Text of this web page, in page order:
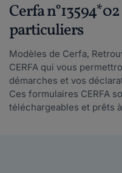
Cerfa
particuliers
Modèles de Cerfa,
CERFA qui vous
démarches et vos
Ces formulaires CERFA
téléchargeables et prêts